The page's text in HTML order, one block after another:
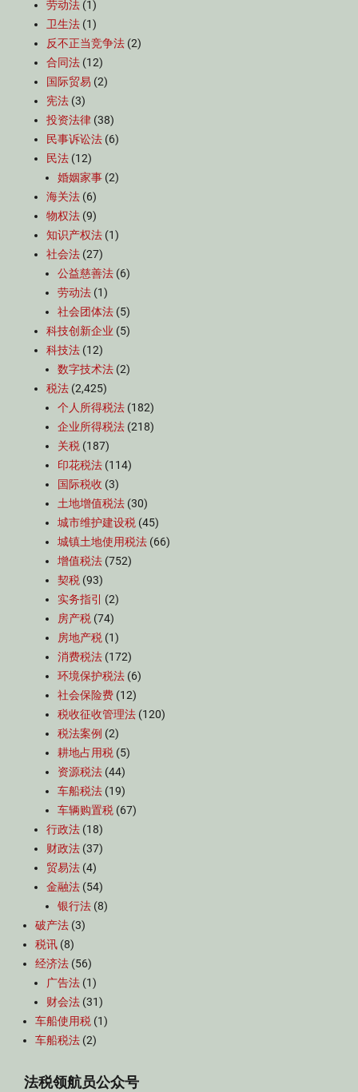
劳动法 (1)
卫生法 (1)
反不正当竞争法 (2)
合同法 (12)
国际贸易 (2)
宪法 (3)
投资法律 (38)
民事诉讼法 (6)
民法 (12)
婚姻家事 (2)
海关法 (6)
物权法 (9)
知识产权法 (1)
社会法 (27)
公益慈善法 (6)
劳动法 (1)
社会团体法 (5)
科技创新企业 (5)
科技法 (12)
数字技术法 (2)
税法 (2,425)
个人所得税法 (182)
企业所得税法 (218)
关税 (187)
印花税法 (114)
国际税收 (3)
土地增值税法 (30)
城市维护建设税 (45)
城镇土地使用税法 (66)
增值税法 (752)
契税 (93)
实务指引
(2)
房产税 (74)
房地产税 (1)
消费税法 (172)
环境保护税法 (6)
社会保险费 (12)
税收征收管理法 (120)
税法案例 (2)
耕地占用税 (5)
资源税法 (44)
车船税法 (19)
车辆购置税 (67)
行政法 (18)
财政法 (37)
贸易法 (4)
金融法 (54)
银行法 (8)
破产法 (3)
税讯 (8)
经济法 (56)
广告法 (1)
财会法 (31)
车船使用税 (1)
车船税法 (2)
法税领航员公众号